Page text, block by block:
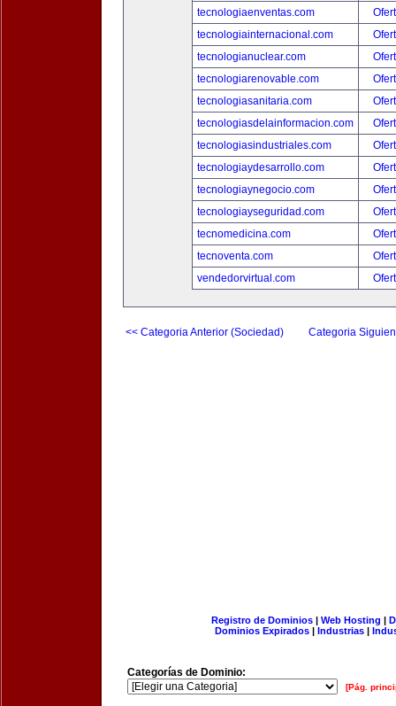
tecnologiaenventas.com
tecnologiainternacional.com
tecnologianuclear.com
tecnologiarenovable.com
tecnologiasanitaria.com
tecnologiasdelainformacion.com
tecnologiasindustriales.com
tecnologiaydesarrollo.com
tecnologiaynegocio.com
tecnologiayseguridad.com
tecnomedicina.com
tecnoventa.com
vendedorvirtual.com
<< Categoria Anterior (Sociedad) Categoria
Registro de Dominios| Web Hosting |
Dominios Expirados | Industrias |
Categorías de Dominio:
[Pág.